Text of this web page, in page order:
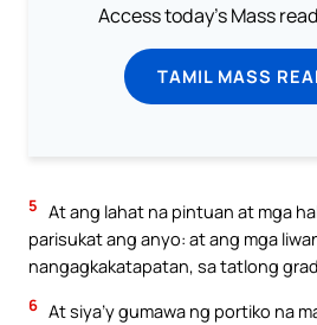
Access today's Mass
TAMIL MASS
5 At ang lahat na pintuan at mga
parisukat ang anyo: at ang mga
nangagkakatapatan, sa tatlong
6 At siya’y gumawa ng portiko na